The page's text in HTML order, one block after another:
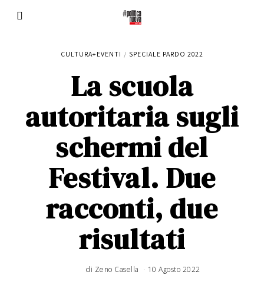
CULTURA+EVENTI / SPECIALE PARDO 2022
La scuola
autoritaria sugli
schermi del
Festival. Due
racconti, due
risultati
di Zeno Casella 10 Agosto 2022